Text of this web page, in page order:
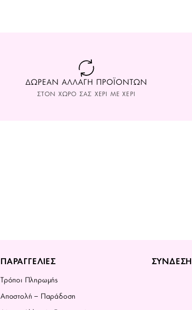
ΔΩΡΕΑΝ ΑΛΛΑΓΗ ΠΡΟΪΟΝΤΩΝ
ΣΤΟΝ ΧΩΡΟ ΣAΣ ΧΕΡΙ ΜΕ ΧΕΡΙ
ΠΑΡΑΓΓΕΛΙΕΣ
Τρόποι Πληρωμής
Αποστολή – Παράδοση
ΣΥΝΔΕΣΗ